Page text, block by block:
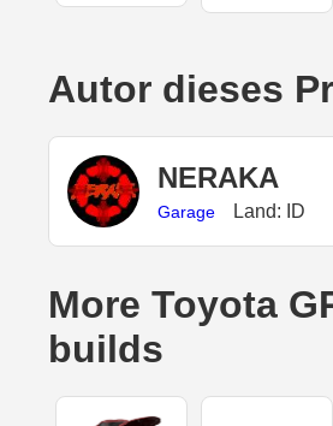
Autor dieses
NERAKA
Garage Land: ID
More Toyota
builds